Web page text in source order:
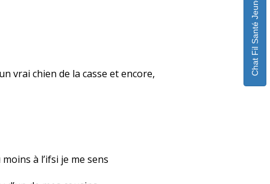
vrai chien de la casse et encore,
à l’ifsi je me sens
Chat Fil Santé Jeunes